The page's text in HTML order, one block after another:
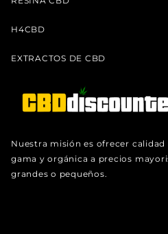
H4CBD
EXTRACTOS DE CBD
Nuestra misión es ofrecer calidad
gama y orgánica a precios
grandes o pequeños.